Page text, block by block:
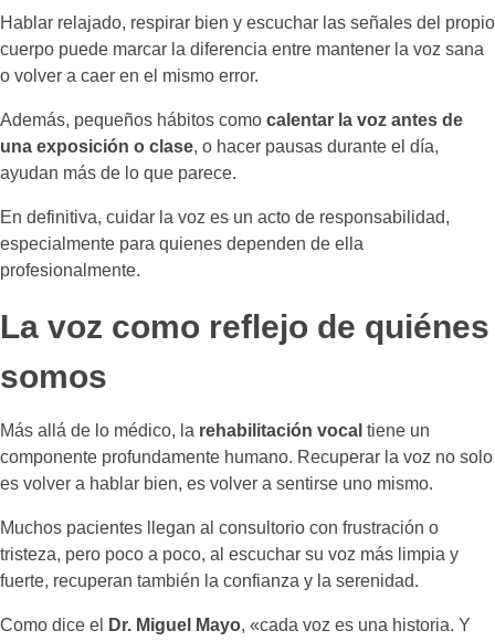
Hablar relajado, respirar bien y escuchar las señales del propio
cuerpo puede marcar la diferencia entre mantener la voz sana
o volver a caer en el mismo error.
Además, pequeños hábitos como calentar la voz antes de
una exposición o clase, o hacer pausas durante el día,
ayudan más de lo que parece.
En definitiva, cuidar la voz es un acto de responsabilidad,
especialmente para quienes dependen de ella
profesionalmente.
La voz como reflejo de quiénes
somos
Más allá de lo médico, la rehabilitación vocal tiene un
componente profundamente humano. Recuperar la voz no solo
es volver a hablar bien, es volver a sentirse uno mismo.
Muchos pacientes llegan al consultorio con frustración o
tristeza, pero poco a poco, al escuchar su voz más limpia y
fuerte, recuperan también la confianza y la serenidad.
Como dice el Dr. Miguel Mayo, «cada voz es una historia. Y